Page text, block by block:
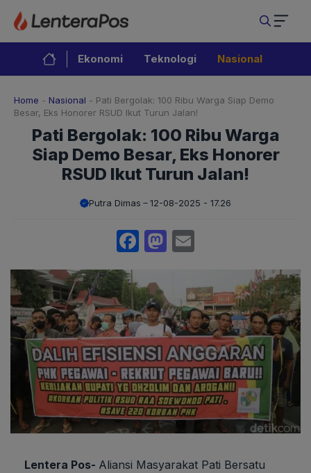
Langsung
isi
Ekonomi Teknologi Nasional
Home - Nasional - Pati Bergolak: 100 Ribu Warga Siap Demo
Besar, Eks Honorer RSUD Ikut Turun Jalan!
Pati Bergolak: 100 Ribu Warga
Siap Demo Besar, Eks Honorer
RSUD Ikut Turun Jalan!
Putra Dimas 12-08-2025 - 17.26
Facebook
Mastodon
Lentera Pos- Aliansi Masyarakat Pati Bersatu